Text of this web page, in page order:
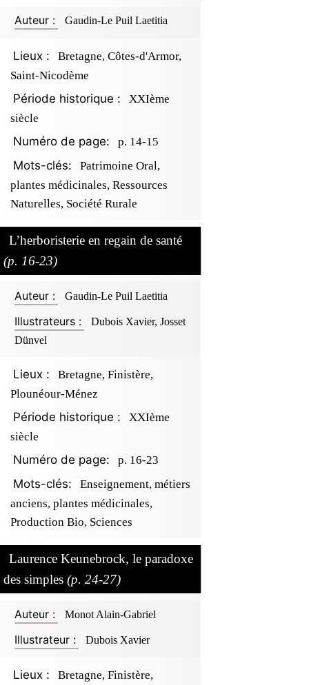
Auteur : Gaudin-Le Puil Laetitia
Lieux :
Bretagne, Côtes-d'Armor,
Saint-Nicodème
Période historique :
XXIème
siècle
Numéro de page: p. 14-15
Mots-clés:
Patrimoine Oral,
plantes médicinales, Ressources
Naturelles, Société Rurale
L’herboristerie en regain de santé
(p. 16-23)
Auteur : Gaudin-Le Puil Laetitia
Illustrateurs :
Dubois Xavier, Josset
Dünvel
Lieux :
Bretagne, Finistère,
Plounéour-Ménez
Période historique :
XXIème
siècle
Numéro de page: p. 16-23
Mots-clés:
Enseignement, métiers
anciens, plantes médicinales,
Production Bio, Sciences
Laurence Keunebrock, le paradoxe
des simples (p. 24-27)
Auteur : Monot Alain-Gabriel
Illustrateur : Dubois Xavier
Lieux :
Bretagne, Finistère,